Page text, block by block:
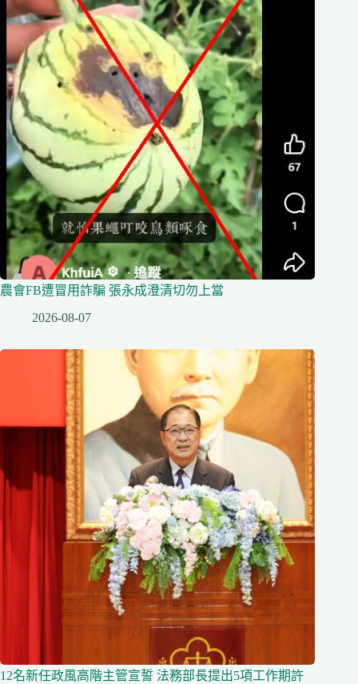
農會FB遭冒用詐騙 張永成澄清切勿上當
2026-08-07
12名新任政風高階主管宣誓 法務部長提出5項工作期許